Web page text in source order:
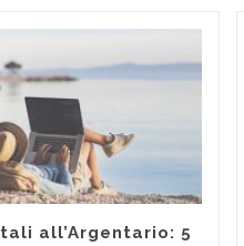
all’Argentario: 5